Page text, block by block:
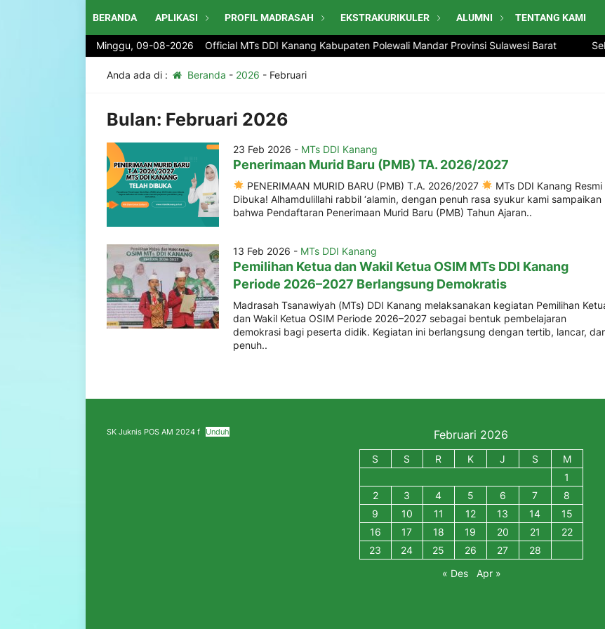
BERANDA APLIKASI PROFIL MADRASAH EKSTRAKURIKULER ALUMNI TENTANG KAMI
Minggu, 09-08-2026
Selamat Datang di website Official MTs DDI Kanang Kabupaten Polewali Mandar Provinsi Sulawesi Barat
Anda ada di : Beranda - 2026 - Februari
Bulan: Februari 2026
23 Feb 2026 - MTs DDI Kanang
Penerimaan Murid Baru (PMB) TA. 2026/2027
PENERIMAAN MURID BARU (PMB) T.A. 2026/2027
MTs DDI Kanang Resmi
Dibuka! Alhamdulillahi rabbil ‘alamin, dengan penuh rasa syukur kami sampaikan
bahwa Pendaftaran Penerimaan Murid Baru (PMB) Tahun Ajaran..
13 Feb 2026 - MTs DDI Kanang
Pemilihan Ketua dan Wakil Ketua OSIM MTs DDI Kanang
Periode 2026–2027 Berlangsung Demokratis
Madrasah Tsanawiyah (MTs) DDI Kanang melaksanakan kegiatan Pemilihan
dan Wakil Ketua OSIM Periode 2026–2027 sebagai bentuk pembelajaran
demokrasi bagi peserta didik. Kegiatan ini berlangsung dengan tertib, lancar,
penuh..
SK Juknis POS AM 2024 f Unduh Februari 2026
S S R K J S
M
1
2
3 4 5 6 7
8
9
10 11 12 13 14
15
16
17 18 19 20 21
22
23
24 25 26 27
28
« Des
Apr »